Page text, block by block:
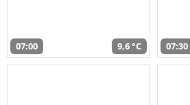
07:00 9,6 °C 07:30